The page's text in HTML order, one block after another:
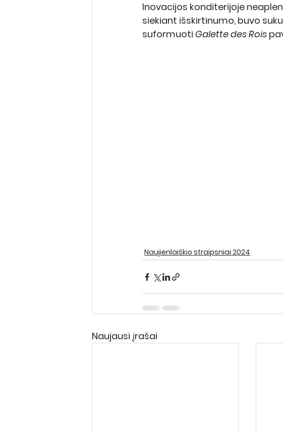
Inovacijos konditerijoje
siekiant išskirtinumo, buvo
suformuoti Galette des Rois
Naujienlaiškio straipsniai 2024
Naujausi įrašai